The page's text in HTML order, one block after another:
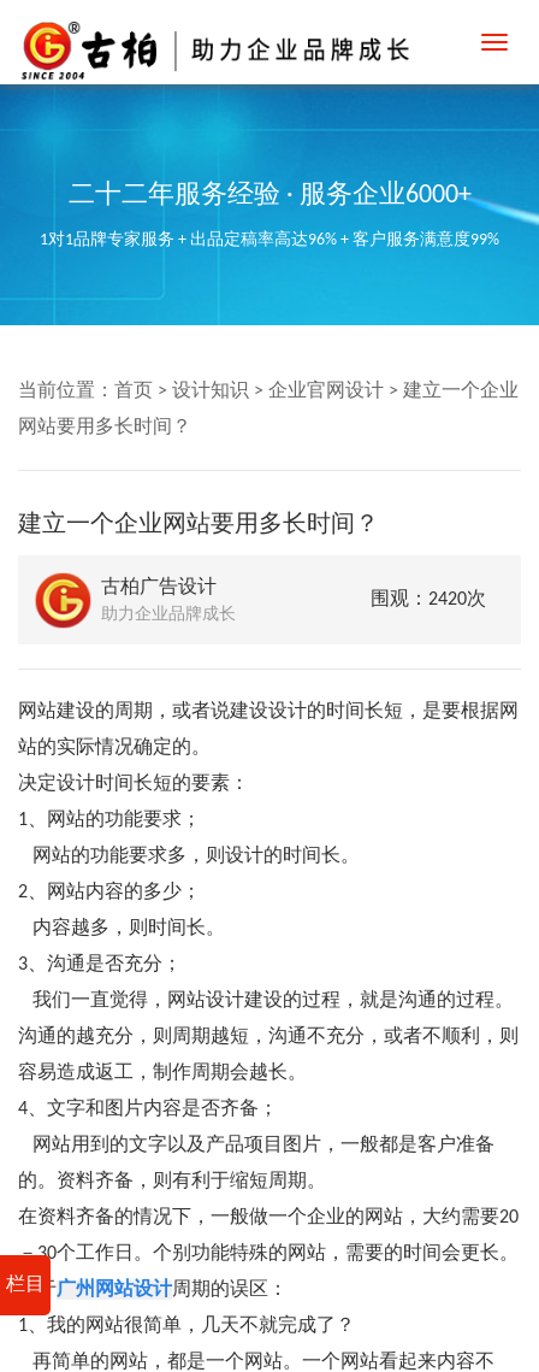
二十二年服务经验 · 服务企业6000+
1对1品牌专家服务 + 出品定稿率高达96% + 客户服务满意度99%
栏目
当前位置： 首页 > 设计知识 > 企业官网设计 > 建立一个企业
网站要用多长时间？
建立一个企业网站要用多长时间？
古柏广告设计
助力企业品牌成长
围观：2420次
网站建设的周期，或者说建设设计的时间长短，是要根据网
站的实际情况确定的。
决定设计时间长短的要素：
1、网站的功能要求；
网站的功能要求多，则设计的时间长。
2、网站内容的多少；
内容越多，则时间长。
3、沟通是否充分；
我们一直觉得，网站设计建设的过程，就是沟通的过程。
沟通的越充分，则周期越短，沟通不充分，或者不顺利，则
容易造成返工，制作周期会越长。
4、文字和图片内容是否齐备；
网站用到的文字以及产品项目图片，一般都是客户准备
的。资料齐备，则有利于缩短周期。
在资料齐备的情况下，一般做一个企业的网站，大约需要20
－30个工作日。个别功能特殊的网站，需要的时间会更长。
关于广州网站设计周期的误区：
1、我的网站很简单，几天不就完成了？
再简单的网站，都是一个网站。一个网站看起来内容不